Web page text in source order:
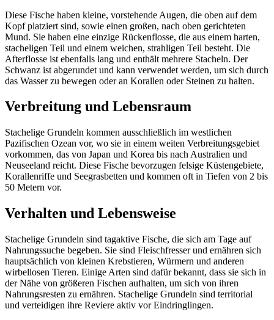
Diese Fische haben kleine, vorstehende Augen, die oben auf dem
Kopf platziert sind, sowie einen großen, nach oben gerichteten
Mund. Sie haben eine einzige Rückenflosse, die aus einem harten,
stacheligen Teil und einem weichen, strahligen Teil besteht. Die
Afterflosse ist ebenfalls lang und enthält mehrere Stacheln. Der
Schwanz ist abgerundet und kann verwendet werden, um sich durch
das Wasser zu bewegen oder an Korallen oder Steinen zu halten.
Verbreitung und Lebensraum
Stachelige Grundeln kommen ausschließlich im westlichen
Pazifischen Ozean vor, wo sie in einem weiten Verbreitungsgebiet
vorkommen, das von Japan und Korea bis nach Australien und
Neuseeland reicht. Diese Fische bevorzugen felsige Küstengebiete,
Korallenriffe und Seegrasbetten und kommen oft in Tiefen von 2 bis
50 Metern vor.
Verhalten und Lebensweise
Stachelige Grundeln sind tagaktive Fische, die sich am Tage auf
Nahrungssuche begeben. Sie sind Fleischfresser und ernähren sich
hauptsächlich von kleinen Krebstieren, Würmern und anderen
wirbellosen Tieren. Einige Arten sind dafür bekannt, dass sie sich in
der Nähe von größeren Fischen aufhalten, um sich von ihren
Nahrungsresten zu ernähren. Stachelige Grundeln sind territorial
und verteidigen ihre Reviere aktiv vor Eindringlingen.